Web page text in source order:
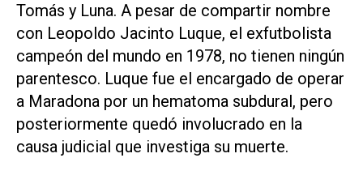
Tomás y Luna. A pesar de compartir nombre
con Leopoldo Jacinto Luque, el exfutbolista
campeón del mundo en 1978, no tienen ningún
parentesco. Luque fue el encargado de operar
a Maradona por un hematoma subdural, pero
posteriormente quedó involucrado en la
causa judicial que investiga su muerte.